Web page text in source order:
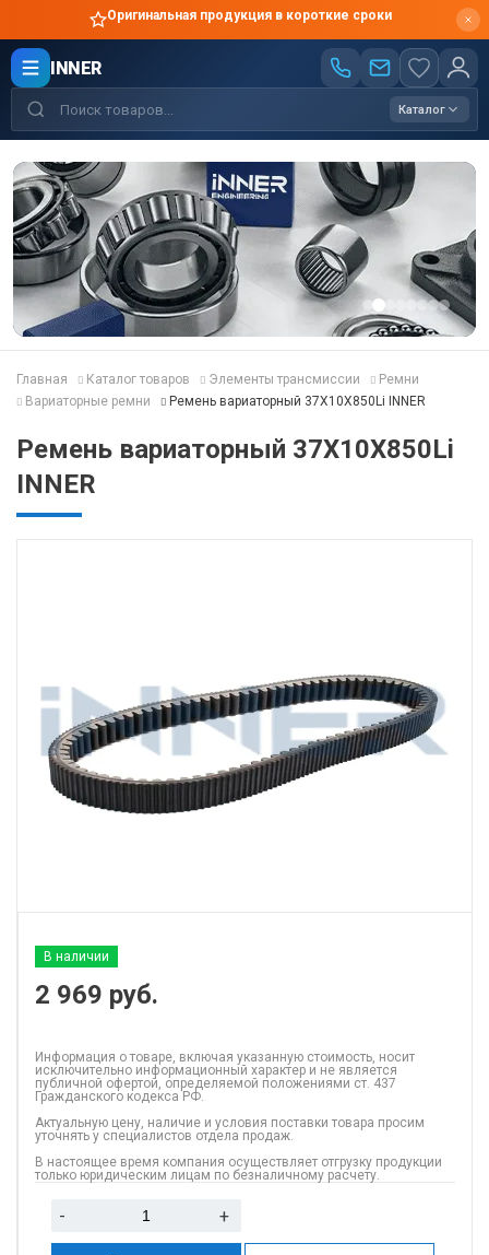
Оригинальная продукция в короткие сроки
INNER
Каталог
Главная Каталог товаров Элементы трансмиссии
Ремни
Вариаторные ремни
Ремень вариаторный 37X10X850Li INNER
Ремень вариаторный 37X10X850Li
INNER
В наличии
2 969 руб.
Информация о товаре, включая указанную стоимость, носит
исключительно информационный характер и не является
публичной офертой, определяемой положениями ст. 437
Гражданского кодекса РФ.
Актуальную цену, наличие и условия поставки товара просим
уточнять у специалистов отдела продаж.
В настоящее время компания осуществляет отгрузку продукции
только юридическим лицам по безналичному расчету.
- +